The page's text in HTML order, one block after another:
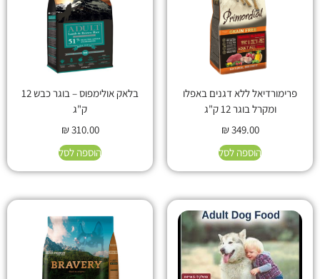
פרימורדיאל ללא דגנים באפלו
ומקרל בוגר 12 ק"ג
₪349.00
הוספה לסל
בלאק אולימפוס – בוגר כבש 12
ק"ג
₪310.00
הוספה לסל